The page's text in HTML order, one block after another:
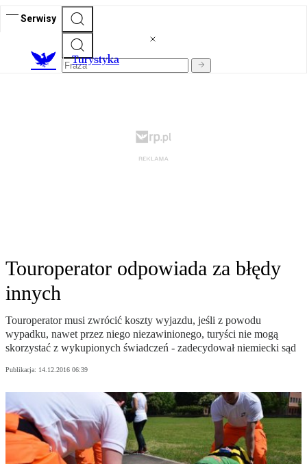
Serwisy
Turystyka
Touroperator odpowiada za błędy
innych
Touroperator musi zwrócić koszty wyjazdu, jeśli z powodu
wypadku, nawet przez niego niezawinionego, turyści nie mogą
skorzystać z wykupionych świadczeń - zadecydował niemiecki sąd
Publikacja: 14.12.2016 06:39